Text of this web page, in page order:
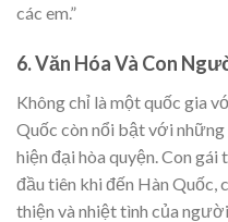
các em.”
6. Văn Hóa Và Con
Không chỉ là một quốc gia
Quốc còn nổi bật với
hiện đại hòa quyện. Con gái
đầu tiên khi đến Hàn
thiện và nhiệt tình của